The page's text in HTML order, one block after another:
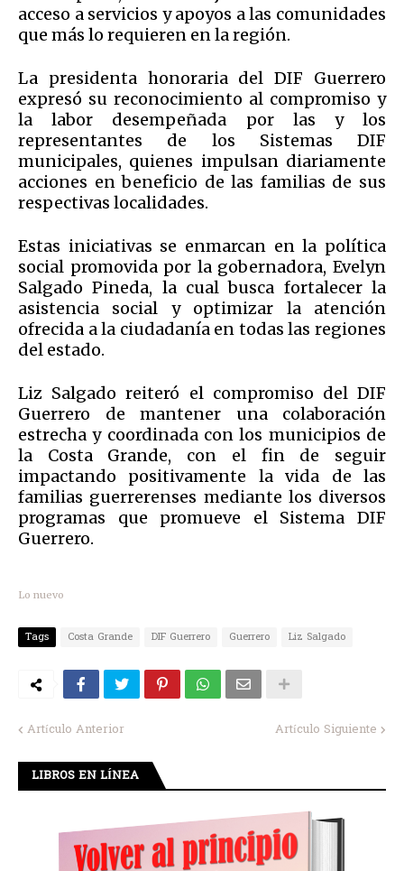
acceso a servicios y apoyos a las comunidades
que más lo requieren en la región.
La presidenta honoraria del DIF Guerrero
expresó su reconocimiento al compromiso y
la labor desempeñada por las y los
representantes de los Sistemas DIF
municipales, quienes impulsan diariamente
acciones en beneficio de las familias de sus
respectivas localidades.
Estas iniciativas se enmarcan en la política
social promovida por la gobernadora, Evelyn
Salgado Pineda, la cual busca fortalecer la
asistencia social y optimizar la atención
ofrecida a la ciudadanía en todas las regiones
del estado.
Liz Salgado reiteró el compromiso del DIF
Guerrero de mantener una colaboración
estrecha y coordinada con los municipios de
la Costa Grande, con el fin de seguir
impactando positivamente la vida de las
familias guerrerenses mediante los diversos
programas que promueve el Sistema DIF
Guerrero.
Lo nuevo
Tags Costa Grande DIF Guerrero Guerrero Liz Salgado
Artículo Anterior Artículo Siguiente
LIBROS EN LÍNEA